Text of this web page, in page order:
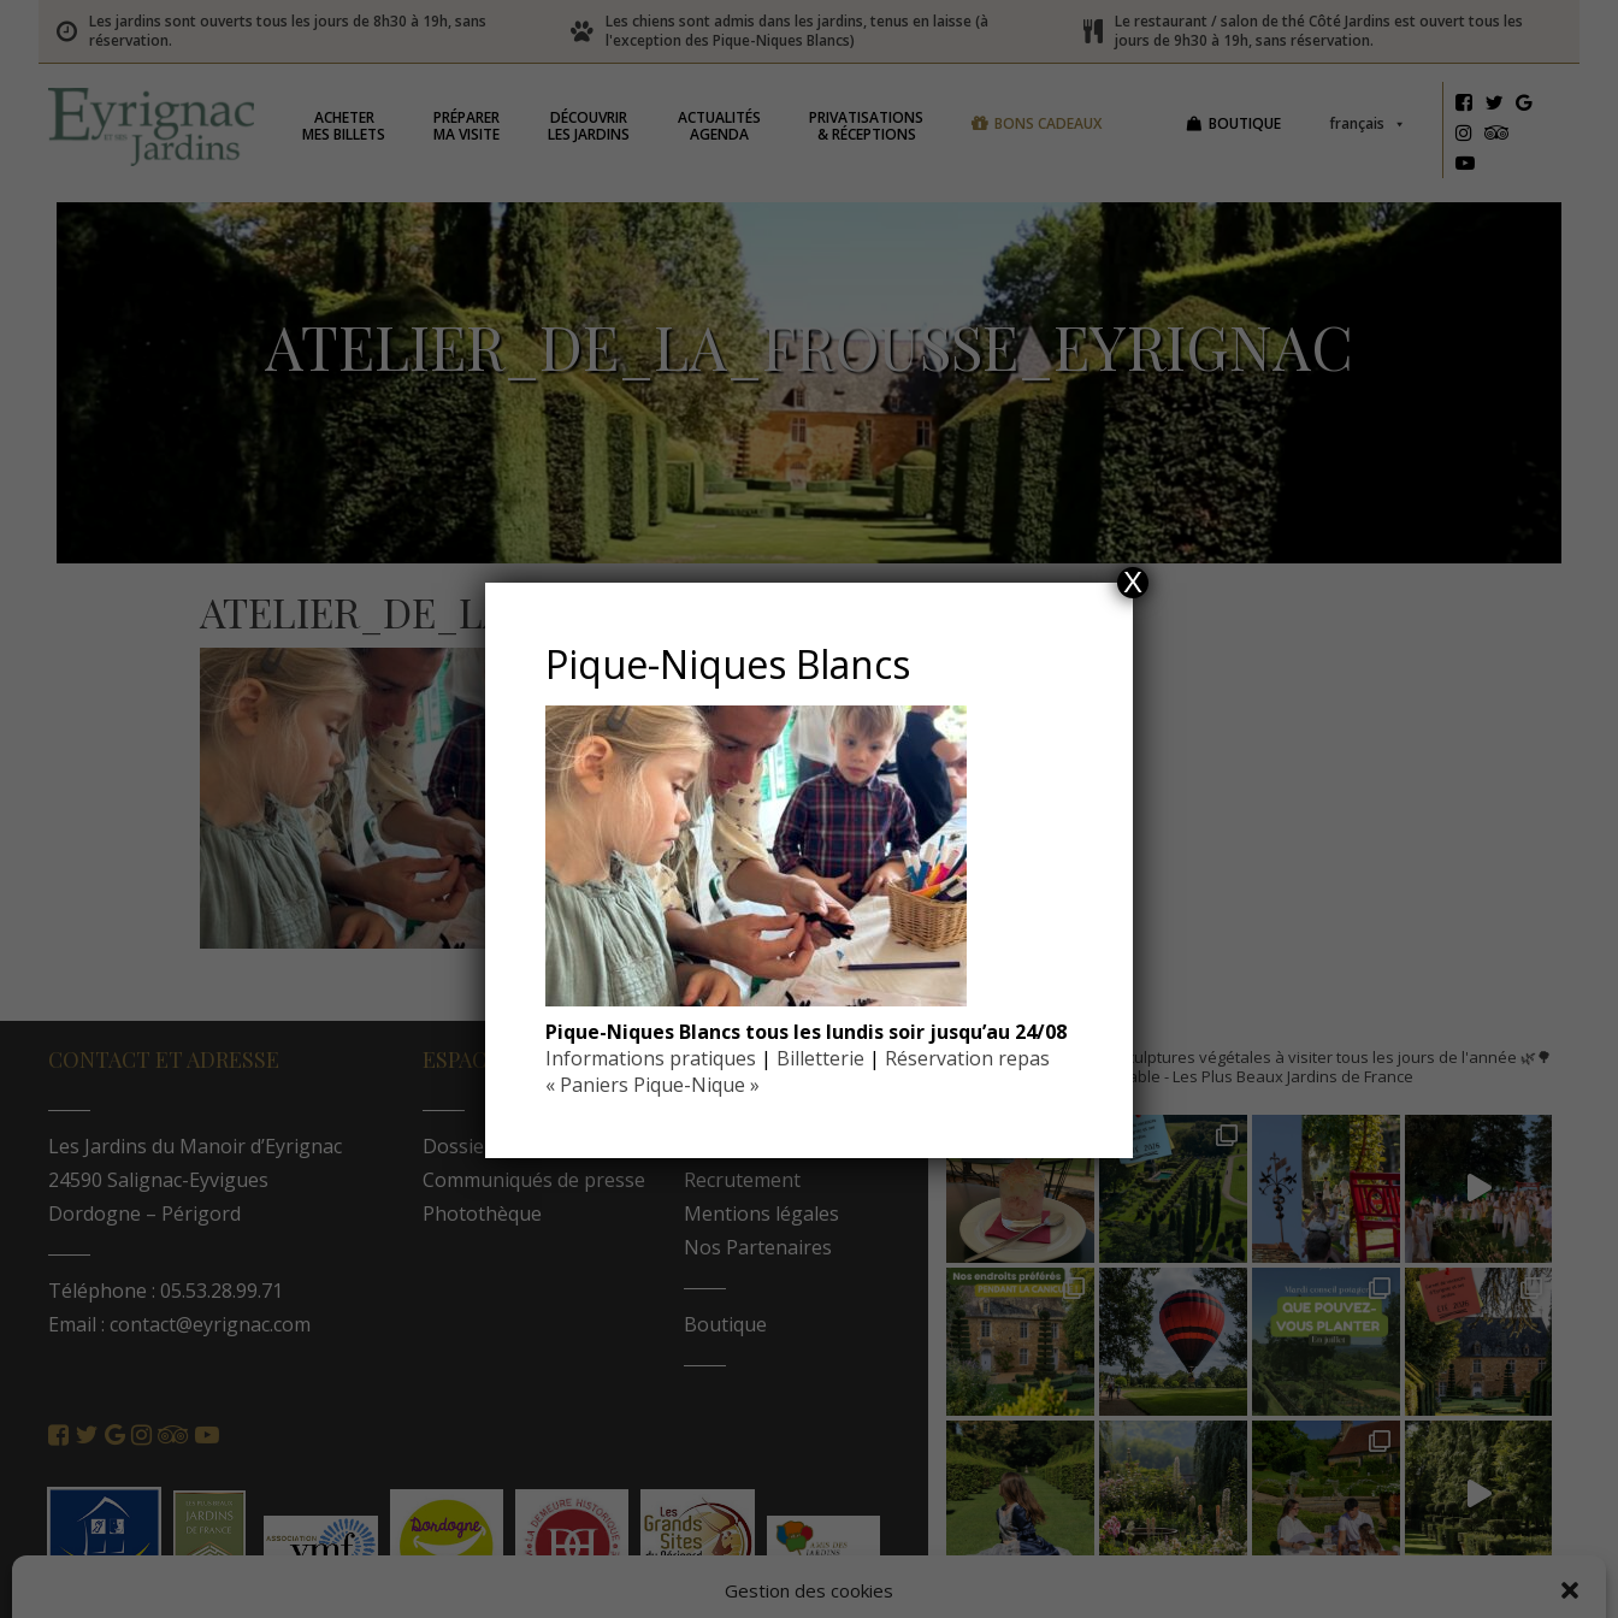
Gestion des cookies
Les jardins sont ouverts tous les jours de 8h30 à 19h, sans
réservation.
Les chiens sont admis dans les jardins, tenus en laisse (à
l'exception des Pique-Niques Blancs)
Le restaurant / salon de thé Côté Jardins est ouvert tous les
jours de 9h30 à 19h, sans réservation.
ACHETER
MES BILLETS
PRÉPARER
MA VISITE
DÉCOUVRIR
LES JARDINS
ACTUALITÉS
AGENDA
PRIVATISATIONS
& RÉCEPTIONS
français
BOUTIQUE
BONS CADEAUX
ATELIER_DE_LA_FROUSSE_EYRIGNAC
ATELIER_DE_LA_FROUSSE_EYRIGNAC
CONTACT ET ADRESSE
Les Jardins du Manoir d’Eyrignac
24590 Salignac-Eyvigues
Dordogne – Périgord
Téléphone : 05.53.28.99.71
Email : contact@eyrignac.com
ESPACE PRESSE
Dossier de presse
Communiqués de presse
Photothèque
Recrutement
Mentions légales
Nos Partenaires
Boutique
EYRIGNAC
10 hectares de sculptures végétales à visiter tous les jours de l'année 🌿🌳
- Jardin Remarquable- Les Plus Beaux Jardins de France
Pique-Niques Blancs
Pique-Niques Blancs tous les lundis soir jusqu’au 24/08
Informations pratiques | Billetterie | Réservation repas
« Paniers Pique-Nique »
X